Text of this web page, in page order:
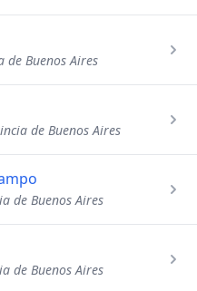
de Buenos Aires
de Buenos Aires
de Buenos Aires
de Buenos Aires